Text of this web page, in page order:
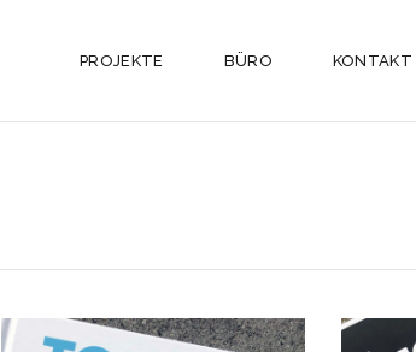
PROJEKTE BÜRO KONTAKT